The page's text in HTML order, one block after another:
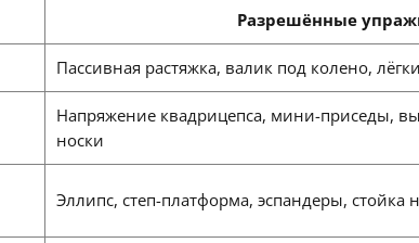
Разрешённые
Пассивная растяжка, валик под колено,
Напряжение квадрицепса, мини-приседы,
носки
Эллипс, степ-платформа, эспандеры, стойка